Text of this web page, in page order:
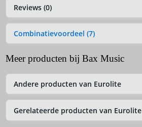
Reviews (0)
Combinatievoordeel (7)
Meer producten bij Bax Music
Andere producten van Eurolite
Gerelateerde producten van Eurolite